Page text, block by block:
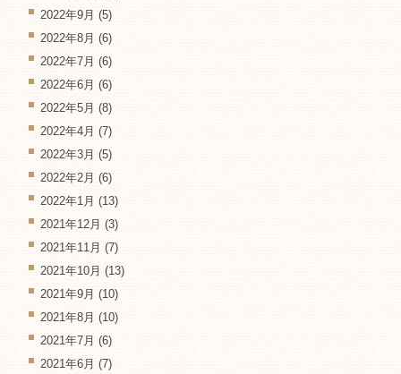
2022年9月 (5)
2022年8月 (6)
2022年7月 (6)
2022年6月 (6)
2022年5月 (8)
2022年4月 (7)
2022年3月 (5)
2022年2月 (6)
2022年1月 (13)
2021年12月 (3)
2021年11月 (7)
2021年10月 (13)
2021年9月 (10)
2021年8月 (10)
2021年7月 (6)
2021年6月 (7)